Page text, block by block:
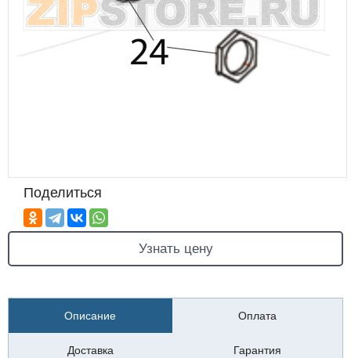
Поделиться
Узнать цену
Описание Оплата
Доставка Гарантия